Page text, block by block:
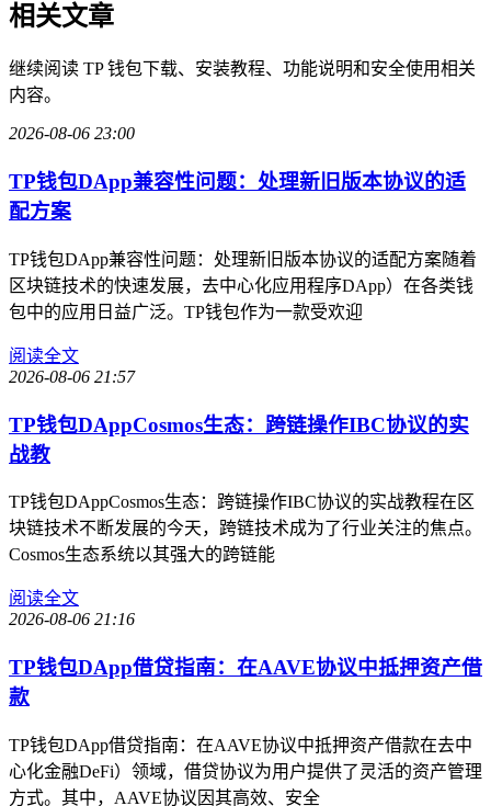
相关文章
继续阅读 TP 钱包下载、安装教程、功能说明和安全使用相关
内容。
2026-08-06 23:00
TP钱包DApp兼容性问题：处理新旧版本协议的适
配方案
TP钱包DApp兼容性问题：处理新旧版本协议的适配方案随着
区块链技术的快速发展，去中心化应用程序DApp）在各类钱
包中的应用日益广泛。TP钱包作为一款受欢迎
阅读全文
2026-08-06 21:57
TP钱包DAppCosmos生态：跨链操作IBC协议的实
战教
TP钱包DAppCosmos生态：跨链操作IBC协议的实战教程在区
块链技术不断发展的今天，跨链技术成为了行业关注的焦点。
Cosmos生态系统以其强大的跨链能
阅读全文
2026-08-06 21:16
TP钱包DApp借贷指南：在AAVE协议中抵押资产借
款
TP钱包DApp借贷指南：在AAVE协议中抵押资产借款在去中
心化金融DeFi）领域，借贷协议为用户提供了灵活的资产管理
方式。其中，AAVE协议因其高效、安全